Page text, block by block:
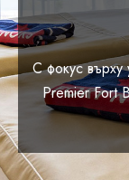
С фокус върху
Premier Fort